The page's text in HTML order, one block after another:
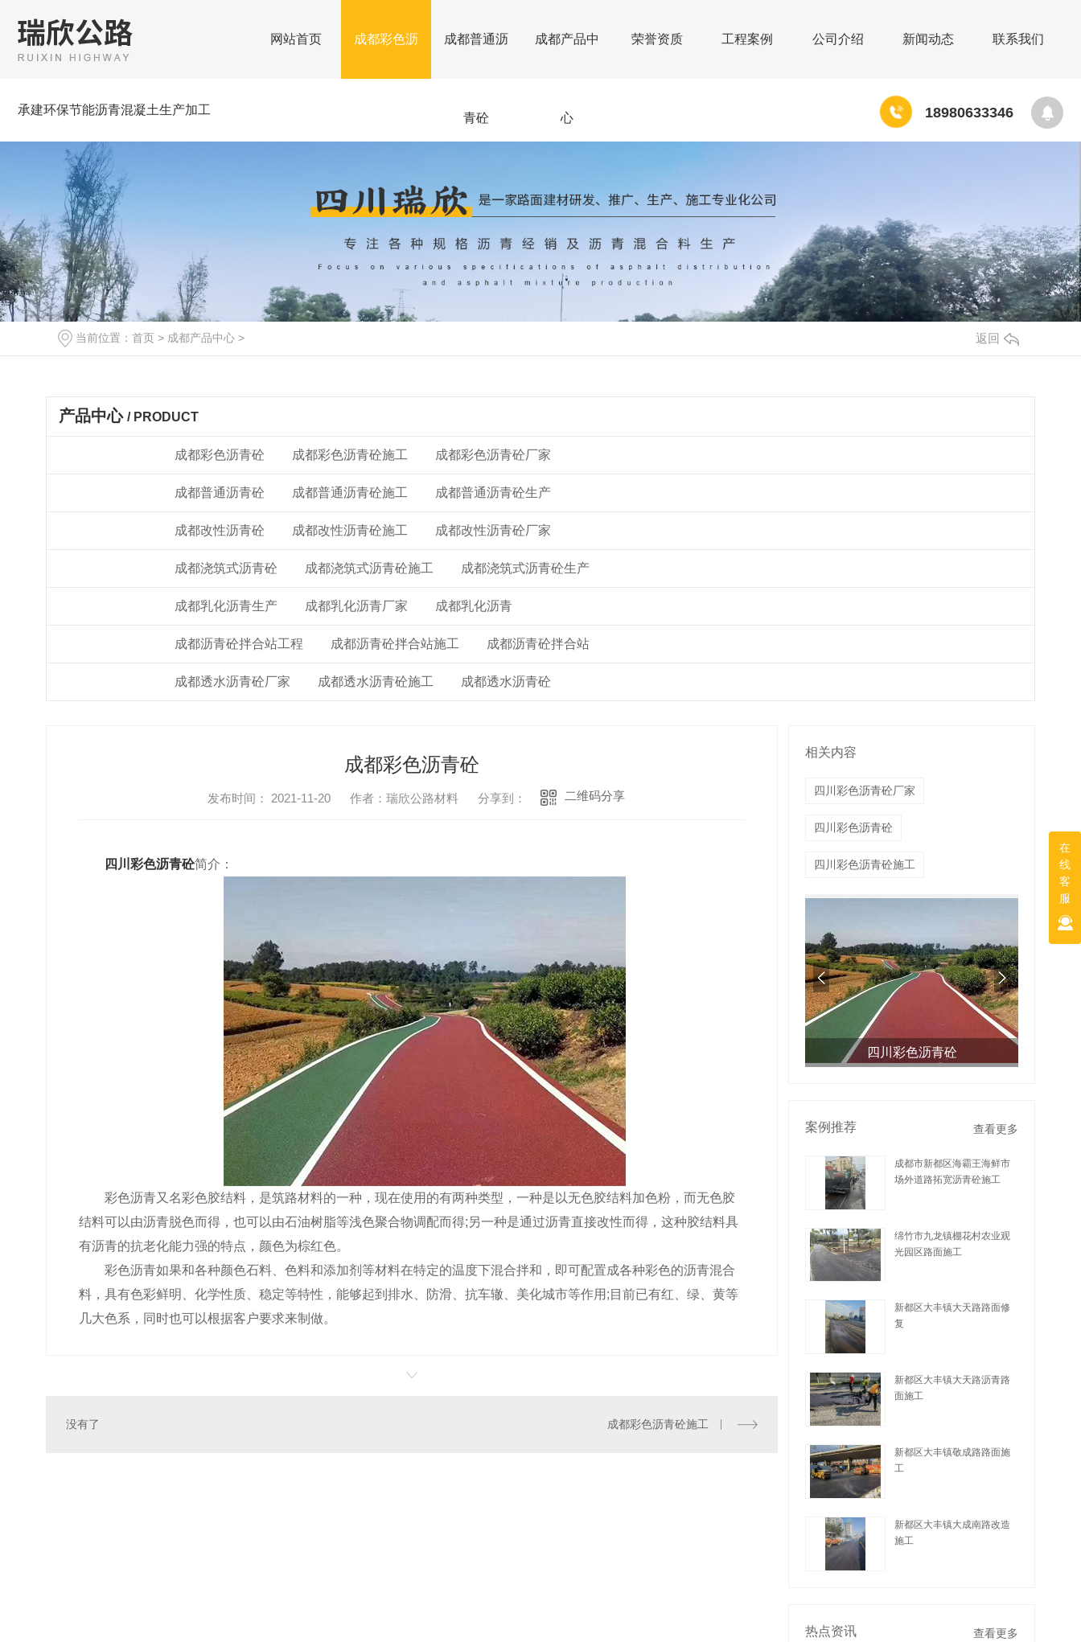
网站首页 成都彩色沥 成都普通沥
青砼
成都产品中
心
荣誉资质 工程案例 公司介绍 新闻动态 联系我们
承建环保节能沥青混凝土生产加工 18980633346
当前位置： 首页 > 成都产品中心 > 返回
产品中心 / PRODUCT
成都彩色沥青砼 成都彩色沥青砼施工 成都彩色沥青砼厂家
成都普通沥青砼 成都普通沥青砼施工 成都普通沥青砼生产
成都改性沥青砼 成都改性沥青砼施工 成都改性沥青砼厂家
成都浇筑式沥青砼 成都浇筑式沥青砼施工 成都浇筑式沥青砼生产
成都乳化沥青生产 成都乳化沥青厂家 成都乳化沥青
成都沥青砼拌合站工程 成都沥青砼拌合站施工 成都沥青砼拌合站
成都透水沥青砼厂家 成都透水沥青砼施工 成都透水沥青砼
成都彩色沥青砼
发布时间： 2021-11-20 作者：瑞欣公路材料 分享到： 二维码分享
四川彩色沥青砼简介：
彩色沥青又名彩色胶结料，是筑路材料的一种，现在使用的有两种类型，一种是以无色胶结料加色粉，而无色胶
结料可以由沥青脱色而得，也可以由石油树脂等浅色聚合物调配而得;另一种是通过沥青直接改性而得，这种胶结料具
有沥青的抗老化能力强的特点，颜色为棕红色。
彩色沥青如果和各种颜色石料、色料和添加剂等材料在特定的温度下混合拌和，即可配置成各种彩色的沥青混合
料，具有色彩鲜明、化学性质、稳定等特性，能够起到排水、防滑、抗车辙、美化城市等作用;目前已有红、绿、黄等
几大色系，同时也可以根据客户要求来制做。
没有了 成都彩色沥青砼施工
相关内容
四川彩色沥青砼厂家
四川彩色沥青砼
四川彩色沥青砼施工
四川彩色沥青砼施工 四川彩色沥青砼厂家 四川彩色沥青砼
案例推荐 查看更多
成都市新都区海霸王海鲜市
场外道路拓宽沥青砼施工
绵竹市九龙镇棚花村农业观
光园区路面施工
新都区大丰镇大天路路面修
复
新都区大丰镇大天路沥青路
面施工
新都区大丰镇敬成路路面施
工
新都区大丰镇大成南路改造
施工
热点资讯 查看更多
在
线
客
服